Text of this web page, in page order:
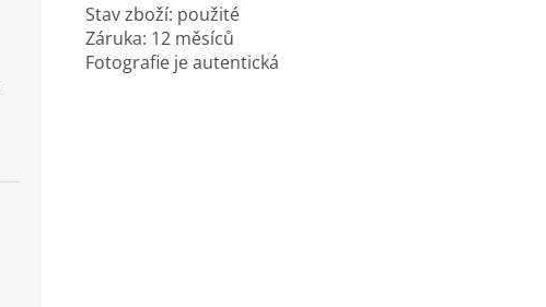
Stav zboží: použité
Záruka: 12 měsíců
Fotografie je autentická